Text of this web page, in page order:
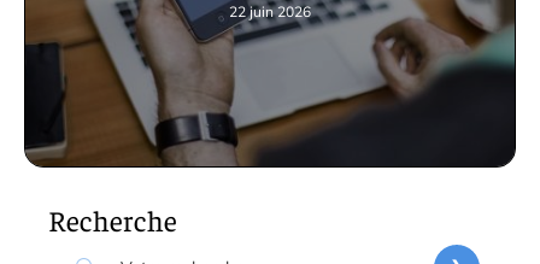
22 juin 2026
Recherche